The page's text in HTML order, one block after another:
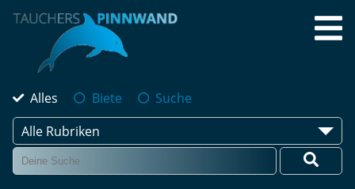
Alles Biete
Suche
Alle Rubriken